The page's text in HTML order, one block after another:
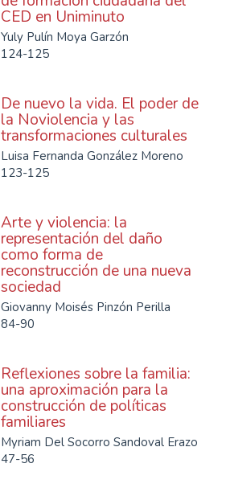
CED en Uniminuto
Yuly Pulín Moya Garzón
124-125
De nuevo la vida. El poder de
la Noviolencia y las
transformaciones culturales
Luisa Fernanda González Moreno
123-125
Arte y violencia: la
representación del daño
como forma de
reconstrucción de una nueva
sociedad
Giovanny Moisés Pinzón Perilla
84-90
Reflexiones sobre la familia:
una aproximación para la
construcción de políticas
familiares
Myriam Del Socorro Sandoval Erazo
47-56